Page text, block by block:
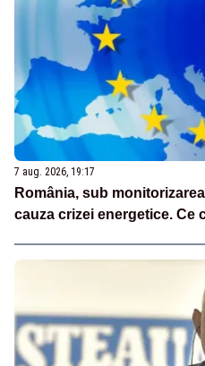
7 aug. 2026, 19:17
România, sub
cauza crizei energetice. Ce